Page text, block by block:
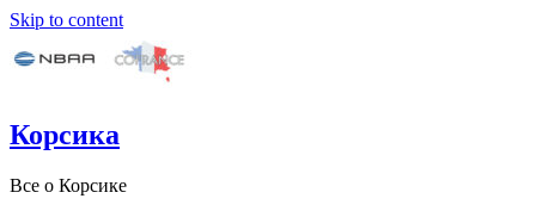
Skip to content
Корсика
Все о Корсике